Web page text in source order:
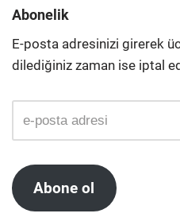
Abonelik
E-posta adresinizi girerek
dilediğiniz zaman ise iptal
Abone ol